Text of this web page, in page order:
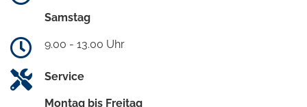
Samstag
9.00 - 13.00 Uhr
Service
Montag bis Freitag